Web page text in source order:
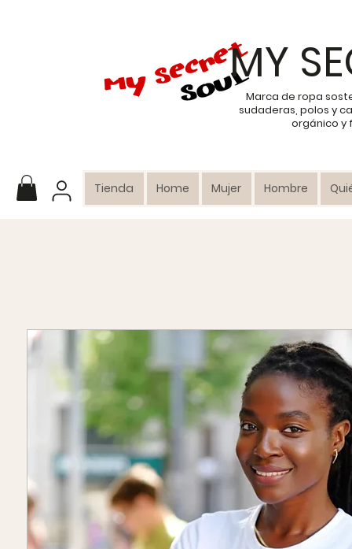
MY
Marca de ropa
sudaderas, polos y
orgánico y
Tienda Home Mujer Hombre